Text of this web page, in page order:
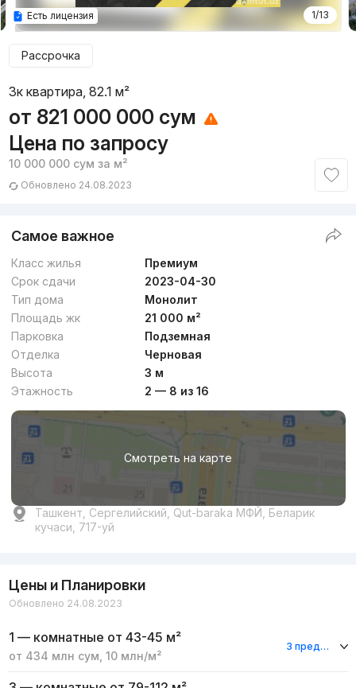
1/13
Есть лицензия
Рассрочка
3к квартира, 82.1 м²
от 821 000 000 сум
Цена по запросу
10 000 000 сум за м²
Обновлено 24.08.2023
Самое важное
Класс жилья
Премиум
Срок сдачи
2023-04-30
Тип дома
Монолит
Площадь жк
21 000 м²
Парковка
Подземная
Отделка
Черновая
Высота
3 м
Этажность
2 — 8 из 16
Смотреть на карте
Ташкент, Сергелийский, Qut-baraka МФЙ, Беларик
кучаси, 717-уй
Цены и Планировки
Обновлено 24.08.2023
1 — комнатные от 43-45 м²
от 434 млн сум 10 млн/м²
3 предложения